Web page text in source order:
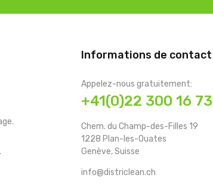
Informations de contact
Appelez-nous gratuitement:
+41(0)22 300 16 73
Chem. du Champ-des-Filles 19
1228 Plan-les-Ouates
Genève, Suisse
info@districlean.ch